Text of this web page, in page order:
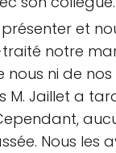
et
traité notre
ni de
Jaillet a
Nous les